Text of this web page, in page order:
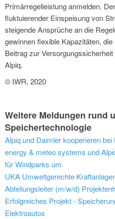
Primärregelleistung anmelden.
fluktuierender Einspeisung von
steigende Ansprüche an die
gewinnen flexible Kapazitäten,
Beitrag zur
Alpiq.
© IWR, 2020
Weitere Meldungen rund
Speichertechnologie
Alpiq und Daimler kooperieren
energy & meteo systems und
für Windparks um
UKA Umweltgerechte
Abteilungsleiter (m/w/d)
Erfolgreiches Projekt -
Elektroautos